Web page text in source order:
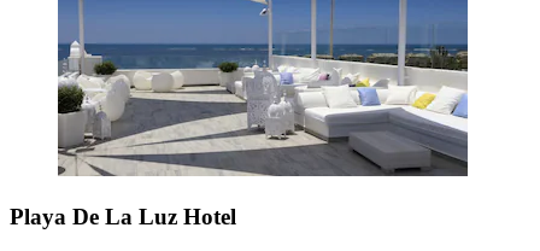
Playa De La Luz Hotel